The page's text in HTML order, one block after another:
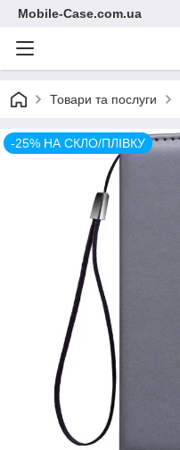
Mobile-Case.com.ua
Товари та послуги
-25% НА СКЛО/ПЛІВКУ